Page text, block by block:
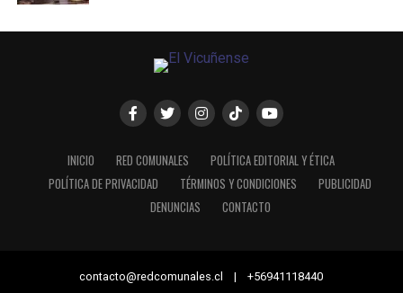
INICIO RED COMUNALES
POLÍTICA EDITORIAL Y ÉTICA
POLÍTICA DE PRIVACIDAD
TÉRMINOS Y CONDICIONES
PUBLICIDAD
DENUNCIAS
CONTACTO
contacto@redcomunales.cl | +56941118440